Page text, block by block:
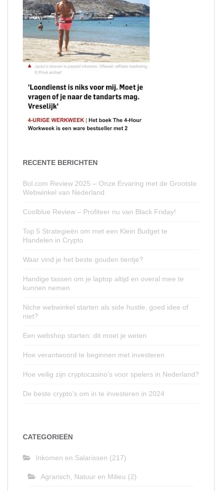
RECENTE BERICHTEN
Bol.com Review 2025 – Onze Ervaring met de Grootste
Webwinkel van Nederland
Coolblue Review – Profiteer nu van Black Friday!
Top 5 Strategieën om met een Klein Budget te
Handelen in Crypto
Waar vind je het beste gouden tientje?
Handige tassen om je laptop altijd en overal mee te
kunnen nemen
Niche webwinkel starten als side hustle, goed idee of
niet?
Een webshop starten: dit moet je weten
Hoe verantwoord te beginnen met investeren
Hoe veilig zijn cryptocasino’s voor spelers in Nederland?
De beste crypto’s om in te investeren in 2024
CATEGORIEËN
Inkomen en Salarissen (217)
Agrarisch, Natuur en Milieu (2)